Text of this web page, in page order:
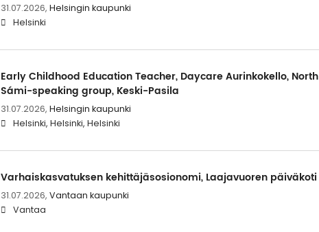
31.07.2026, Helsingin kaupunki
Helsinki
Early Childhood Education Teacher, Daycare Aurinkokello, North
Sámi-speaking group, Keski-Pasila
31.07.2026, Helsingin kaupunki
Helsinki, Helsinki, Helsinki
Varhaiskasvatuksen kehittäjäsosionomi, Laajavuoren päiväkoti
31.07.2026, Vantaan kaupunki
Vantaa